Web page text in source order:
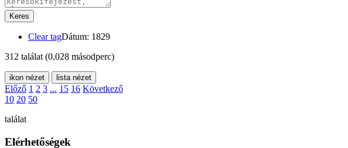
Keres
Clear tagDátum: 1829
312 találat (0,028 másodperc)
ikon nézet lista nézet
Előző 1 2 3 ... 15 16 Következő
10 20 50
találat
Elérhetőségek